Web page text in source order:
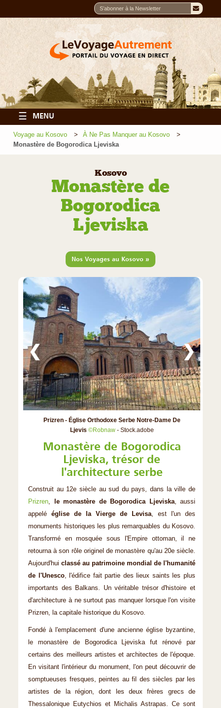
☰ MENU
Voyage au Kosovo
À Ne Pas Manquer au Kosovo
Monastère de Bogorodica Ljeviska
Kosovo
Monastère de
Bogorodica
Ljeviska
Nos Voyages au Kosovo »
Prizren - Église Orthodoxe Serbe Notre-Dame De
Ljevis ©Robnaw- Stock.adobe
❮ ❯
Monastère de Bogorodica
Ljeviska, trésor de
l'architecture serbe
Construit au 12e siècle au sud du pays, dans la ville de
Prizren
le monastère de Bogorodica Ljeviska, aussi
appelé église de la Vierge de Levisa , est l'un des
monuments historiques les plus remarquables du Kosovo.
Transformé en mosquée sous l'Empire ottoman, il ne
retourna à son rôle originel de monastère qu'au 20e siècle.
Aujourd'hui classé au patrimoine mondial de l'humanité
de l'Unesco, l'édifice fait partie des lieux saints les plus
importants des Balkans. Un véritable trésor d'histoire et
d'architecture à ne surtout pas manquer lorsque l'on visite
Prizren, la capitale historique du Kosovo.
Fondé à l'emplacement d'une ancienne église byzantine,
le monastère de Bogorodica Ljeviska fut rénové par
certains des meilleurs artistes et architectes de l'époque.
En visitant l'intérieur du monument, l'on peut découvrir de
somptueuses fresques, peintes au fil des siècles par les
artistes de la région, dont les deux frères grecs de
Thessalonique Eutychios et Michalis Astrapas. Ce sont